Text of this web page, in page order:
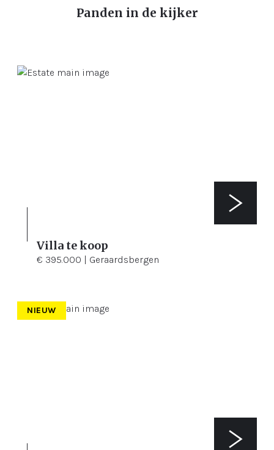
Panden in de kijker
3 907 m²
Villa te koop
€ 395.000 | Geraardsbergen
NIEUW